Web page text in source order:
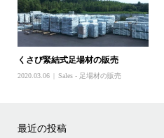
くさび緊結式足場材の販売
2020.03.06 Sales - 足場材の販売
最近の投稿